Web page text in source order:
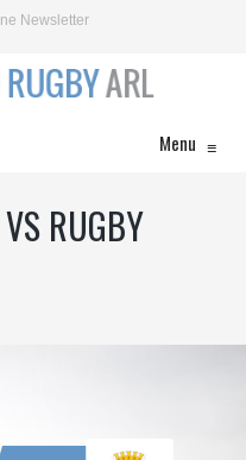
Newsletter
Menu ≡
RUGBY